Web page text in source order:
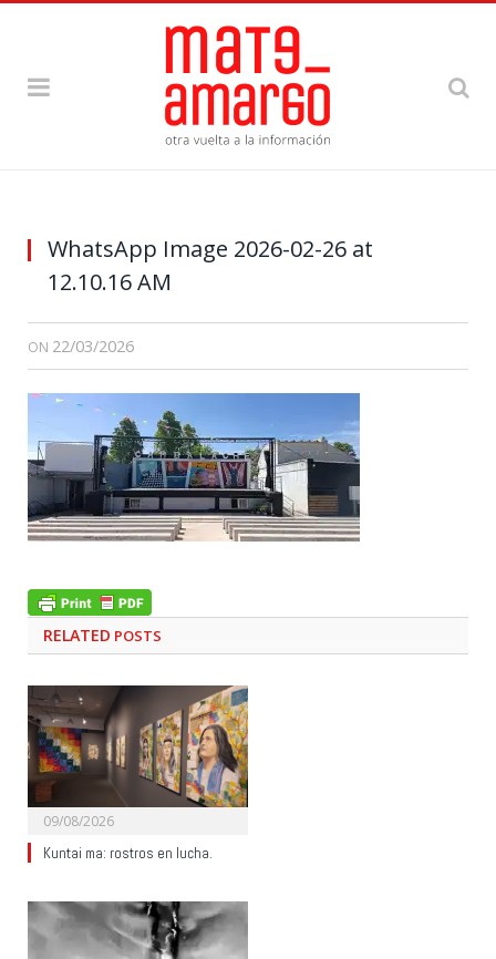
WhatsApp Image 2026-02-26 at
12.10.16 AM
ON 22/03/2026
RELATED POSTS
09/08/2026
Kuntai ma: rostros en lucha.